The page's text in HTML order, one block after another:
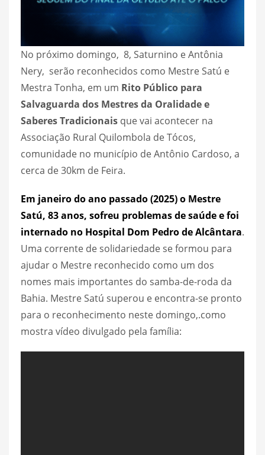
No próximo domingo, 8, Saturnino e Antônia
Nery, serão reconhecidos como Mestre Satú e
Mestra Tonha, em um Rito Público para
Salvaguarda dos Mestres da Oralidade e
Saberes Tradicionais que vai acontecer na
Associação Rural Quilombola de Tócos,
comunidade no município de Antônio Cardoso, a
cerca de 30km de Feira.
Em janeiro do ano passado (2025) o Mestre
Satú, 83 anos, sofreu problemas de saúde e foi
internado no Hospital Dom Pedro de Alcântara.
Uma corrente de solidariedade se formou para
ajudar o Mestre reconhecido como um dos
nomes mais importantes do samba-de-roda da
Bahia. Mestre Satú superou e encontra-se pronto
para o reconhecimento neste domingo,.como
mostra vídeo divulgado pela família: